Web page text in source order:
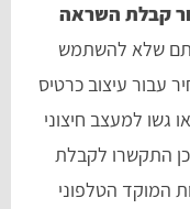
קבלת השראה
שלא להשתמש
עבור עיצוב כרטיס
גשו למעצב חיצוני
התקשרו לקבלת
המוקד הטלפוני